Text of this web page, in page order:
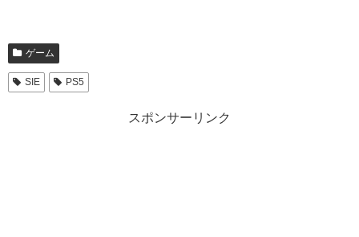
ゲーム
SIE PS5
スポンサーリンク